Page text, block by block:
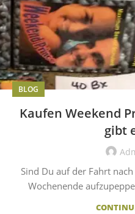
BLOG
Kaufen Weekend
gibt
Sind Du auf der Fahrt
Wochenende